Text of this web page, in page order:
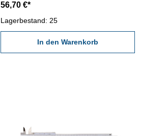
56,70 €*
Lagerbestand: 25
In den Warenkorb